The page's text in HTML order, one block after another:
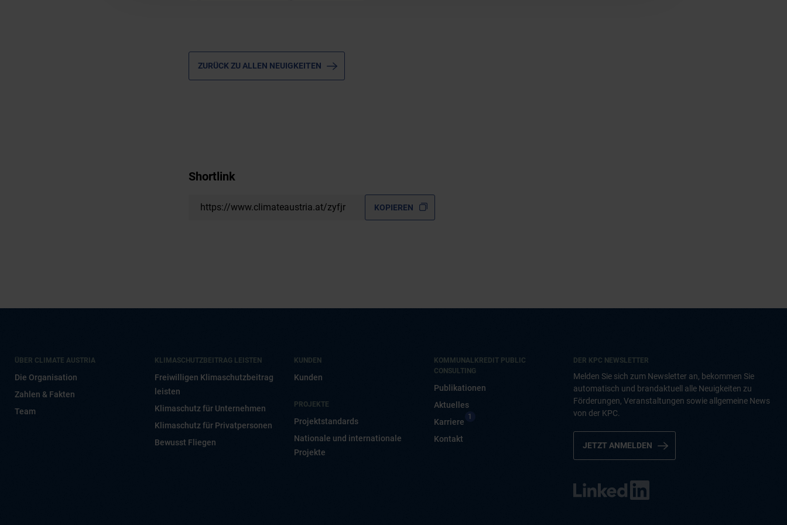
ZURÜCK ZU ALLEN NEUIGKEITEN
Shortlink
https://www.climateaustria.at/zyfjr KOPIEREN
ÜBER CLIMATE AUSTRIA
Die Organisation
Zahlen & Fakten
Team
KLIMASCHUTZBEITRAG LEISTEN
Freiwilligen Klimaschutzbeitrag
leisten
Klimaschutz für Unternehmen
Klimaschutz für Privatpersonen
Bewusst Fliegen
KUNDEN
Kunden
PROJEKTE
Projektstandards
Nationale und internationale
Projekte
KOMMUNALKREDIT PUBLIC
CONSULTING
Publikationen
Aktuelles
Karriere
1
Kontakt
DER KPC NEWSLETTER
Melden Sie sich zum Newsletter an, bekommen Sie
automatisch und brandaktuell alle Neuigkeiten zu
Förderungen, Veranstaltungen sowie allgemeine News
von der KPC.
JETZT ANMELDEN